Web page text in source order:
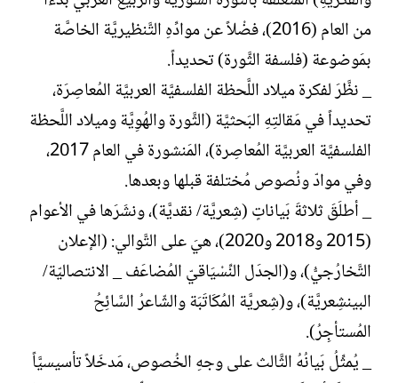
من العام (2016)، فضْلاً عن موادِّهِ التَّنظيريَّة الخاصَّة
بمَوضوعة (فلسفة الثَّورة) تحديداً.
_ نظَّرَ لفكرة ميلاد اللَّحظة الفلسفيَّة العربيَّة المُعاصِرَة،
تحديداً في مَقالتِهِ البَحثيَّة (الثَّورة والهُوِيَّة وميلاد اللَّحظة
الفلسفيَّة العربيَّة المُعاصِرة)، المَنشورة في العام 2017،
وفي موادّ ونُصوص مُختلفة قبلها وبعدها.
_ أطلَقَ ثلاثةَ بَياناتٍ (شِعريَّة/ نقديَّة)، ونشَرَها في الأعوام
(2015 و2018 و2020)، هيَ على التَّوالي: (الإعلان
التَّخارُجيُّ)، و(الجدَل النِّسْيَاقيّ المُضاعَف _ الانتصاليّة/
البينشِعريَّة)، و(شِعريَّة المُكَاتَبَة والشّاعرُ السَّائِحُ
المُستأجِرُ).
_ يُمثِّلُ بَيانُهُ الثَّالث على وجهِ الخُصوص، مَدخَلاً تأسيسيَّاً